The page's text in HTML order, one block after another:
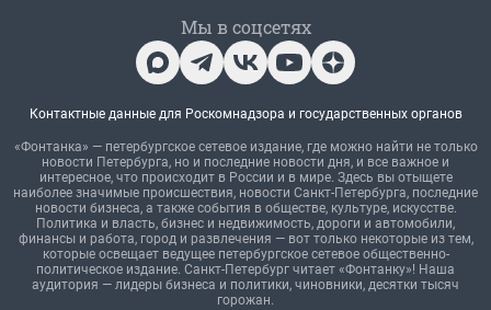
Мы в соцсетях
Контактные данные для Роскомнадзора и государственных органов
«Фонтанка» — петербургское сетевое издание, где можно найти не только
новости Петербурга, но и последние новости дня, и все важное и
интересное, что происходит в России и в мире. Здесь вы отыщете
наиболее значимые происшествия, новости Санкт-Петербурга, последние
новости бизнеса, а также события в обществе, культуре, искусстве.
Политика и власть, бизнес и недвижимость, дороги и автомобили,
финансы и работа, город и развлечения — вот только некоторые из тем,
которые освещает ведущее петербургское сетевое общественно-
политическое издание. Санкт-Петербург читает «Фонтанку»! Наша
аудитория — лидеры бизнеса и политики, чиновники, десятки тысяч
горожан.